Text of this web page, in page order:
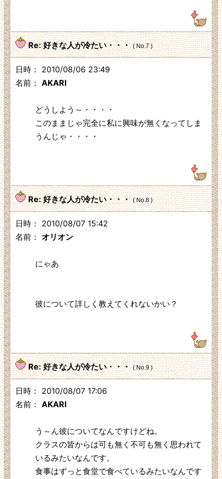
Re: 好きな人が冷たい・・・ ( No.7 )
日時： 2010/08/06 23:49
名前： AKARI
どうしよう～・・・・
このままじゃ完全に私に興味が無くなってしま
うんじゃ・・・・
Re: 好きな人が冷たい・・・ ( No.8 )
日時： 2010/08/07 15:42
名前： オリオン
にゃあ
彼について詳しく教えてくれないかい？
Re: 好きな人が冷たい・・・ ( No.9 )
日時： 2010/08/07 17:06
名前： AKARI
う～ん彼についてなんですけどね。
クラスの皆からは可も無く不可も無く思われて
いるみたいなんです。
食事はずっと食堂で食べているみたいなんです